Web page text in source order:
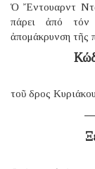
Ὁ Ἔντουαρντ
πάρει ἀπό τόν
ἀπομάκρυνση τῆς
τοῦ δρος